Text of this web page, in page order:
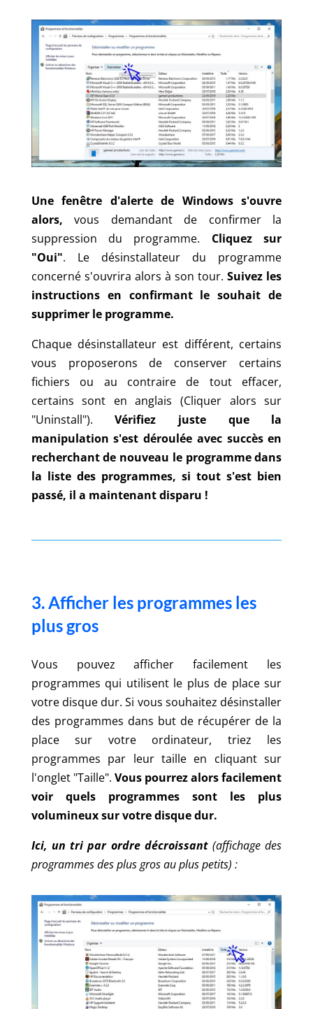
Une fenêtre d'alerte de Windows s'ouvre
alors, vous demandant de confirmer la
suppression du programme. Cliquez sur
"Oui". Le désinstallateur du programme
concerné s'ouvrira alors à son tour.Suivez les
instructions en confirmant le souhait de
supprimer le programme.
Chaque désinstallateur est différent, certains
vous proposerons de conserver certains
fichiers ou au contraire de tout effacer,
certains sont en anglais (Cliquer alors sur
"Uninstall").Vérifiez juste que la
manipulation s'est déroulée avec succès en
recherchant de nouveau le programme dans
la liste des programmes, si tout s'est bien
passé, il a maintenant disparu !
3. Afficher les programmes les
plus gros
Vous pouvez afficher facilement les
programmes qui utilisent le plus de place sur
votre disque dur. Si vous souhaitez désinstaller
des programmes dans but de récupérer de la
place sur votre ordinateur, triez les
programmes par leur taille en cliquant sur
l'onglet "Taille". Vous pourrez alors facilement
voir quels programmes sont les plus
volumineux sur votre disque dur.
Ici, un tri par ordre décroissant(affichage des
programmes des plus gros au plus petits) :